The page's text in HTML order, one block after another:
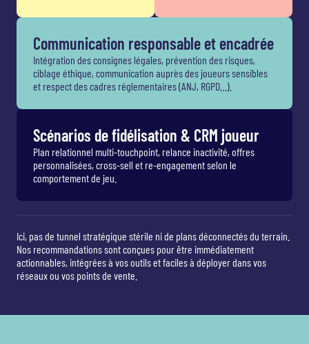
Communication responsable et encadrée
Intégration des consignes légales, prévention des risques,
ciblage éthique, communication auprès des joueurs sensibles
et respect des cadres réglementaires (ANJ, RGPD…).
Scénarios de fidélisation & CRM joueur
Plan relationnel multi-touchpoint, relance inactivité, offres
personnalisées, cross-sell et re-engagement selon le
comportement de jeu.
Ici, pas de tunnel stratégique stérile ni de plans déconnectés du terrain.
Nos recommandations sont conçues pour être immédiatement
actionnables, intégrées à vos outils et faciles à déployer dans vos
réseaux ou vos points de vente.